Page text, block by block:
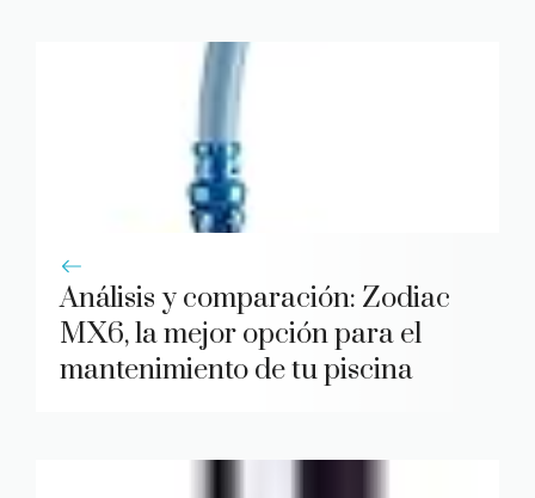
Análisis y comparación: Zodiac
MX6, la mejor opción para el
mantenimiento de tu piscina